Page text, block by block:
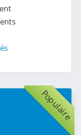
Populaire